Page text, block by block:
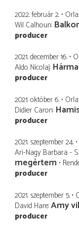
2022. február 2.
Wil Calhoun
producer
2021. december 16.
Aldo Nicolaj
producer
2021. október 6.
Didier Caron
producer
2021. szeptember 24.
Ari-Nagy Barbara -
megértem
producer
2021. szeptember 5.
David Hare Amy
producer